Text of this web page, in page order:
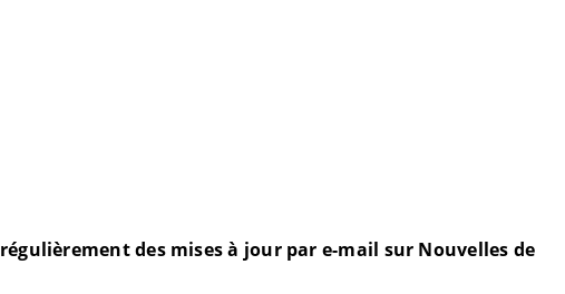
régulièrement des mises à jour par e-mail sur Nouvelles de